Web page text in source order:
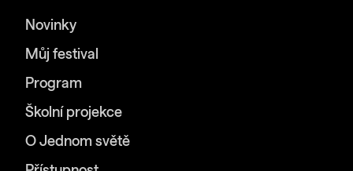
Novinky
Můj festival
Program
Školní projekce
O Jednom světě